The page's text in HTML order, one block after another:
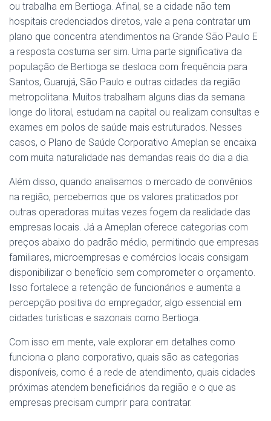
ou trabalha em Bertioga. Afinal, se a cidade não tem
hospitais credenciados diretos, vale a pena contratar um
plano que concentra atendimentos na Grande São Paulo E
a resposta costuma ser sim. Uma parte significativa da
população de Bertioga se desloca com frequência para
Santos, Guarujá, São Paulo e outras cidades da região
metropolitana. Muitos trabalham alguns dias da semana
longe do litoral, estudam na capital ou realizam consultas e
exames em polos de saúde mais estruturados. Nesses
casos, o Plano de Saúde Corporativo Ameplan se encaixa
com muita naturalidade nas demandas reais do dia a dia.
Além disso, quando analisamos o mercado de convênios
na região, percebemos que os valores praticados por
outras operadoras muitas vezes fogem da realidade das
empresas locais. Já a Ameplan oferece categorias com
preços abaixo do padrão médio, permitindo que empresas
familiares, microempresas e comércios locais consigam
disponibilizar o benefício sem comprometer o orçamento.
Isso fortalece a retenção de funcionários e aumenta a
percepção positiva do empregador, algo essencial em
cidades turísticas e sazonais como Bertioga.
Com isso em mente, vale explorar em detalhes como
funciona o plano corporativo, quais são as categorias
disponíveis, como é a rede de atendimento, quais cidades
próximas atendem beneficiários da região e o que as
empresas precisam cumprir para contratar.